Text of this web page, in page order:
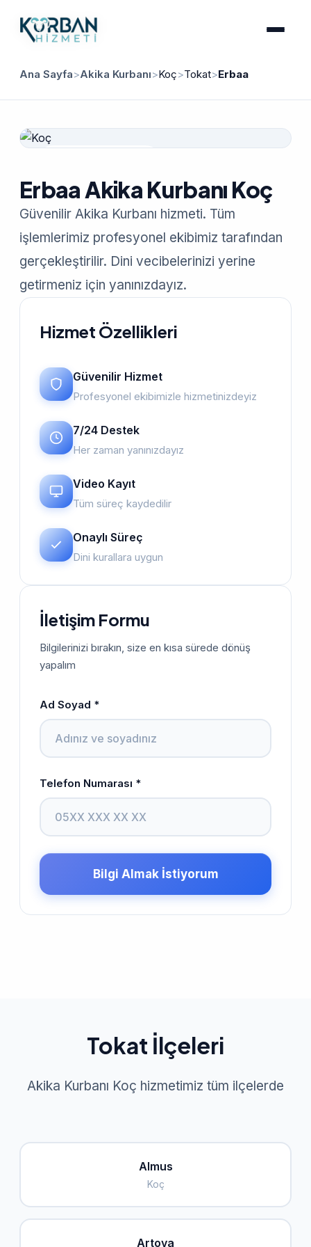
Ana Sayfa>Akika Kurbanı>Koç>Tokat>Erbaa
Erbaa Akika Kurbanı Koç
Güvenilir Akika Kurbanı hizmeti. Tüm
işlemlerimiz profesyonel ekibimiz tarafından
gerçekleştirilir. Dini vecibelerinizi yerine
getirmeniz için yanınızdayız.
Hizmet Özellikleri
Güvenilir Hizmet
Profesyonel ekibimizle hizmetinizdeyiz
7/24 Destek
Her zaman yanınızdayız
Video Kayıt
Tüm süreç kaydedilir
Onaylı Süreç
Dini kurallara uygun
İletişim Formu
Bilgilerinizi bırakın, size en kısa sürede dönüş
yapalım
Ad Soyad *
Telefon Numarası *
Bilgi Almak İstiyorum
Tokat İlçeleri
Akika Kurbanı Koç hizmetimiz tüm ilçelerde
Almus
Koç
Artova